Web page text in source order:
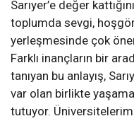
Sarıyer’e değer
toplumda sevgi,
yerleşmesinde çok
Farklı inançların bir
tanıyan bu anlayış,
var olan birlikte
tutuyor.